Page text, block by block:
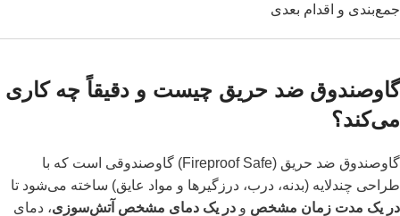
جمع‌بندی و اقدام بعدی
گاوصندوق ضد حریق چیست و دقیقاً چه کاری
می‌کند؟
گاوصندوق ضد حریق (Fireproof Safe) گاوصندوقی است که با
طراحی چندلایه (بدنه، درب، درزگیرها و مواد عایق) ساخته می‌شود تا
در یک مدت زمان مشخص و در یک دمای مشخص آتش‌سوزی، دمای